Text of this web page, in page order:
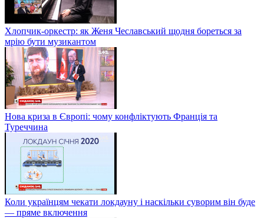
Хлопчик-оркестр: як Женя Чеславський щодня бореться за
мрію бути музикантом
Нова криза в Європі: чому конфліктують Франція та
Туреччина
Коли українцям чекати локдауну і наскільки суворим він буде
— пряме включення